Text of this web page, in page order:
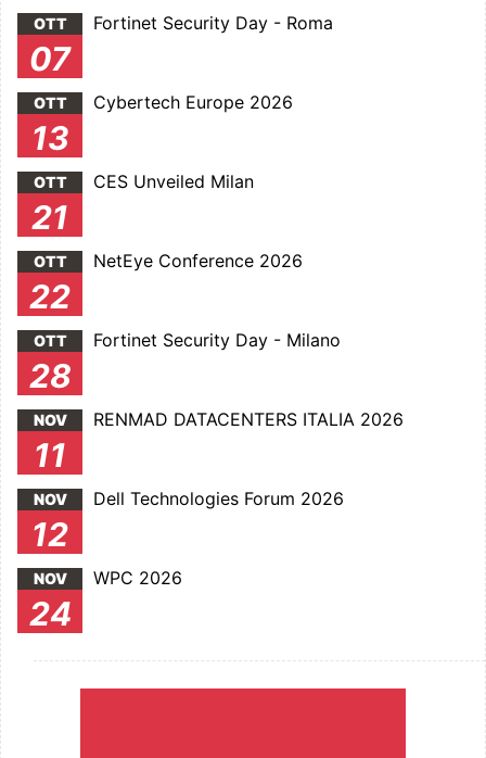
OTT
07
Fortinet Security Day - Roma
OTT
13
Cybertech Europe 2026
OTT
21
CES Unveiled Milan
OTT
22
NetEye Conference 2026
OTT
28
Fortinet Security Day - Milano
NOV
11
RENMAD DATACENTERS ITALIA 2026
NOV
12
Dell Technologies Forum 2026
NOV
24
WPC 2026